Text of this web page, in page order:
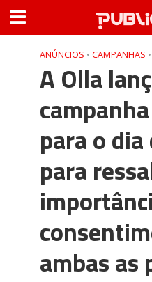
ANÚNCIOS • CAMPANHAS •
A Olla
para o
para
ambas as